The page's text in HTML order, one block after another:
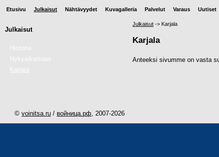
Etusivu Julkaisut Nähtävyydet Kuvagalleria Palvelut Varaus Uutiset
Julkaisut
Historia
Nykyaikaisuus
Karjala
Julkaisut -> Karjala
Karjala
Anteeksi sivumme on vasta
© voinitsa.ru / войница.рф, 2007-2026